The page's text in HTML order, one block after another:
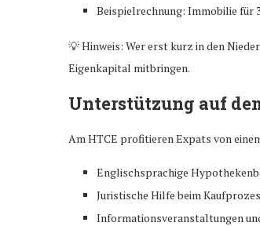
Beispielrechnung: Immobilie für
💡 Hinweis: Wer erst kurz in den
Eigenkapital mitbringen.
Unterstützung auf
Am HTCE profitieren Expats von
Englischsprachige
Juristische Hilfe beim
Informationsveranstaltungen